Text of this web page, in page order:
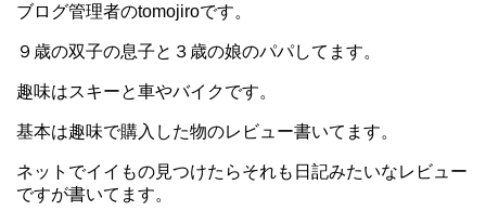
ブログ管理者のtomojiroです。
９歳の双子の息子と３歳の娘のパパしてます。
趣味はスキーと車やバイクです。
基本は趣味で購入した物のレビュー書いてます。
ネットでイイもの見つけたらそれも日記みたいなレビュー
ですが書いてます。